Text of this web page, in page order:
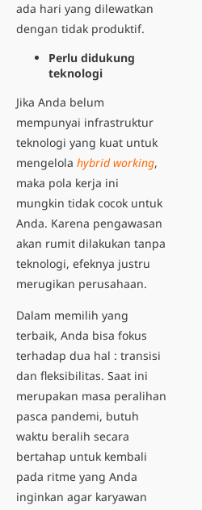
ada hari yang dilewatkan
dengan tidak produktif.
Perlu didukung
teknologi
Jika Anda belum
mempunyai infrastruktur
teknologi yang kuat untuk
mengelola hybrid working,
maka pola kerja ini
mungkin tidak cocok untuk
Anda. Karena pengawasan
akan rumit dilakukan tanpa
teknologi, efeknya justru
merugikan perusahaan.
Dalam memilih yang
terbaik, Anda bisa fokus
terhadap dua hal : transisi
dan fleksibilitas. Saat ini
merupakan masa peralihan
pasca pandemi, butuh
waktu beralih secara
bertahap untuk kembali
pada ritme yang Anda
inginkan agar karyawan